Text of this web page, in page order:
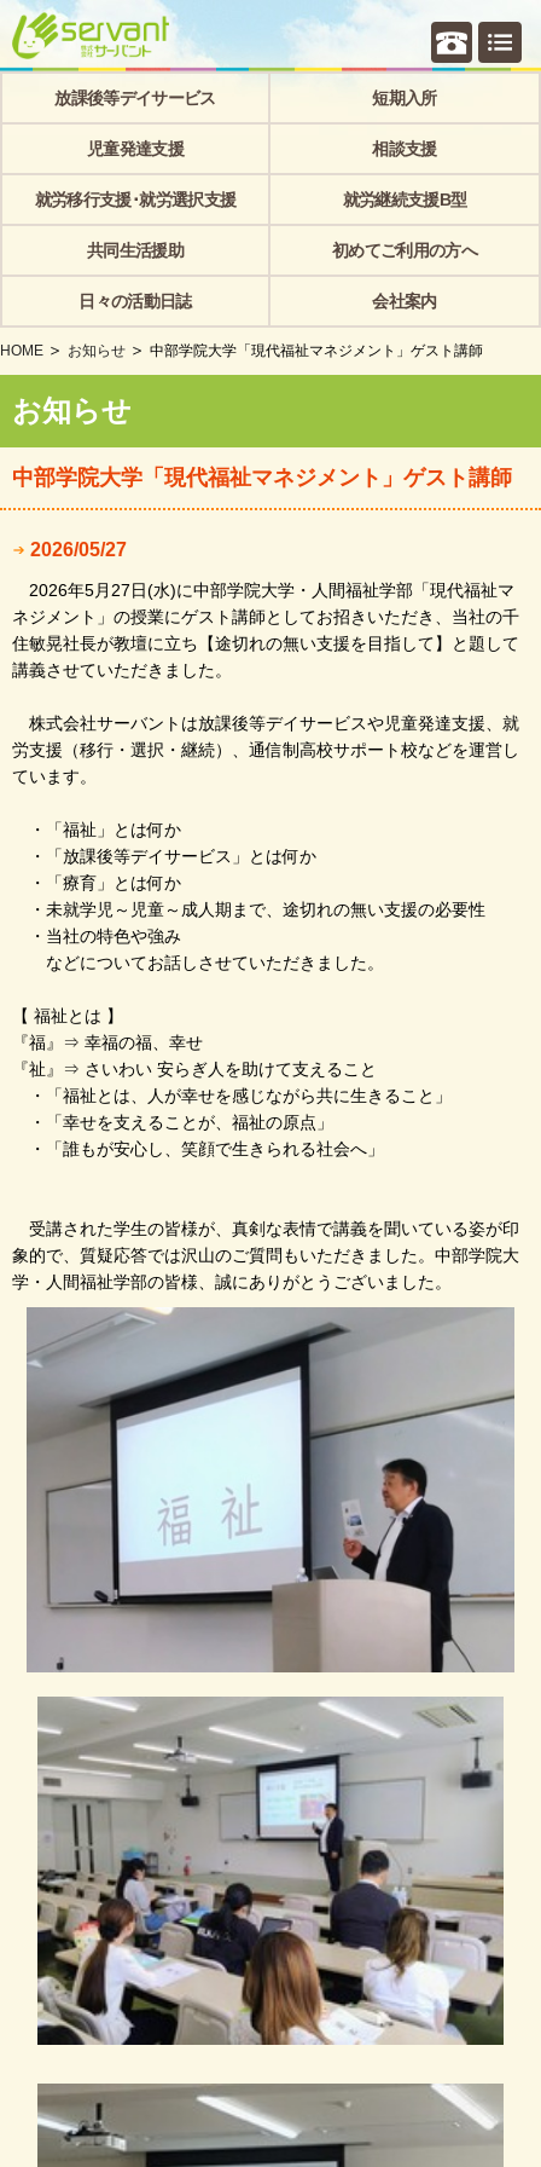
個別相
放課後等デイサービス 短期入所
児童発達支援 相談支援
就労移行支援･就労選択支援 就労継続支援B型
共同生活援助 初めてご利用の方へ
日々の活動日誌 会社案内
HOME お知らせ 中部学院大学「現代福祉マネジメント」ゲスト講師
お知らせ
中部学院大学「現代福祉マネジメント」ゲスト講師
2026/05/27
2026年5月27日(水)に中部学院大学・人間福祉学部「現代福祉マ
ネジメント」の授業にゲスト講師としてお招きいただき、当社の千
住敏晃社長が教壇に立ち【途切れの無い支援を目指して】と題して
講義させていただきました。
株式会社サーバントは放課後等デイサービスや児童発達支援、就
労支援（移行・選択・継続）、通信制高校サポート校などを運営し
ています。
・「福祉」とは何か
・「放課後等デイサービス」とは何か
・「療育」とは何か
・未就学児～児童～成人期まで、途切れの無い支援の必要性
・当社の特色や強み
などについてお話しさせていただきました。
【 福祉とは 】
『福』⇒ 幸福の福、幸せ
『祉』⇒ さいわい 安らぎ人を助けて支えること
・「福祉とは、人が幸せを感じながら共に生きること」
・「幸せを支えることが、福祉の原点」
・「誰もが安心し、笑顔で生きられる社会へ」
受講された学生の皆様が、真剣な表情で講義を聞いている姿が印
象的で、質疑応答では沢山のご質問もいただきました。中部学院大
学・人間福祉学部の皆様、誠にありがとうございました。